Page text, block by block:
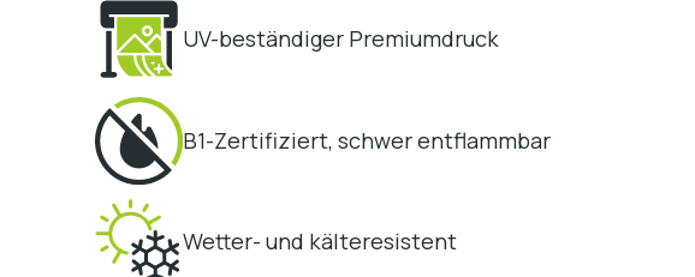
UV-beständiger Premiumdruck
B1-Zertifiziert, schwer entflammbar
Wetter- und kälteresistent